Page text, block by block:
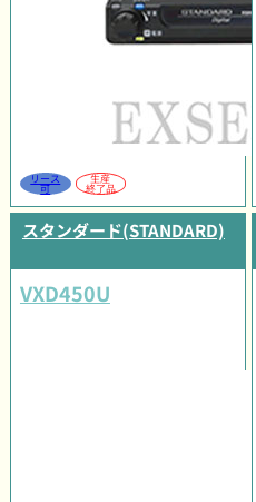
リース
可
生産
終了品
スタンダード(STANDARD)
VXD450U